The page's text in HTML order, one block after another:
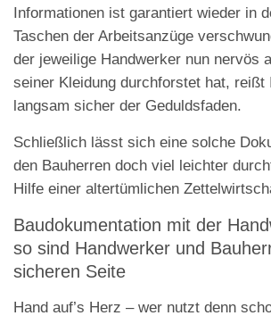
Informationen ist garantiert wieder in
Taschen der Arbeitsanzüge
der jeweilige Handwerker nun nervös
seiner Kleidung durchforstet hat, reißt
langsam sicher der Geduldsfaden.
Schließlich lässt sich eine solche
den Bauherren doch viel leichter
Hilfe einer altertümlichen
Baudokumentation mit der
so sind Handwerker und
sicheren Seite
Hand auf’s Herz – wer nutzt denn